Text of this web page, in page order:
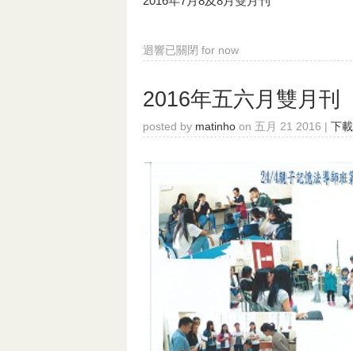
迴響已關閉 for now
2016年五六月雙月刊
posted by matinho on 五月 21 2016 | 下載